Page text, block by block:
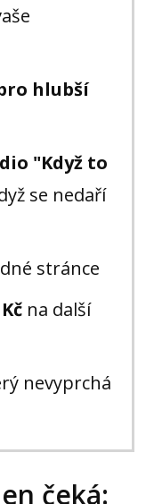
hlubší
"Když to
se nedaří
stránce
na další
nevyprchá
čeká: